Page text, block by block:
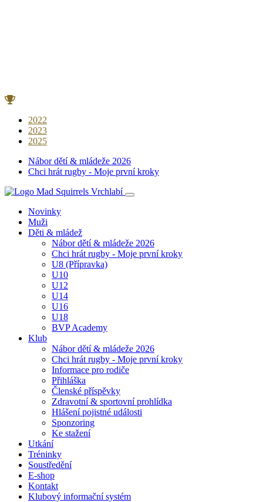
2022
2023
2025
Nábor dětí & mládeže 2026
Chci hrát rugby - Moje první kroky
Novinky
Muži
Děti & mládež
Nábor dětí & mládeže 2026
Chci hrát rugby - Moje první kroky
U8 (Přípravka)
U10
U12
U14
U16
U18
BVP Academy
Klub
Nábor dětí & mládeže 2026
Chci hrát rugby - Moje první kroky
Informace pro rodiče
Přihláška
Členské příspěvky
Zdravotní & sportovní prohlídka
Hlášení pojistné události
Sponzoring
Ke stažení
Utkání
Tréninky
Soustředění
E-shop
Kontakt
Klubový informační systém